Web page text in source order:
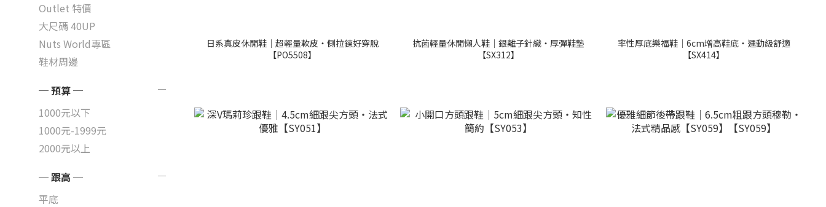
Outlet 特價
大尺碼 40UP
Nuts World專區
鞋材周邊
─ 預算 ─
1000元以下
1000元-1999元
2000元以上
─ 跟高 ─
平底
日系真皮休閒鞋｜超輕量軟皮・側拉鍊好穿脫
【PO5508】
抗菌輕量休閒懶人鞋｜銀離子針織・厚彈鞋墊
【SX312】
率性厚底樂福鞋｜6cm增高鞋底・運動級舒適
【SX414】